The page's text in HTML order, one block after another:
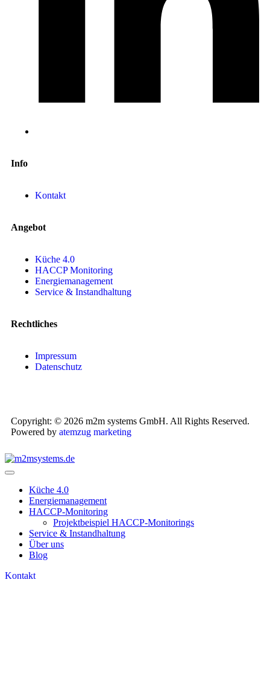
Info
Kontakt
Angebot
Küche 4.0
HACCP Monitoring
Energiemanagement
Service & Instandhaltung
Rechtliches
Impressum
Datenschutz
Copyright: © 2026 m2m systems GmbH. All Rights Reserved.
Powered by atemzug marketing
Küche 4.0
Energiemanagement
HACCP-Monitoring
Projektbeispiel HACCP-Monitorings
Service & Instandhaltung
Über uns
Blog
Kontakt